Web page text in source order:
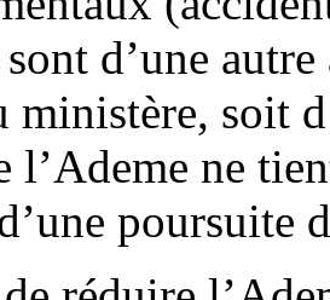
d’une
ministère, soit
l’Ademe ne
poursuite